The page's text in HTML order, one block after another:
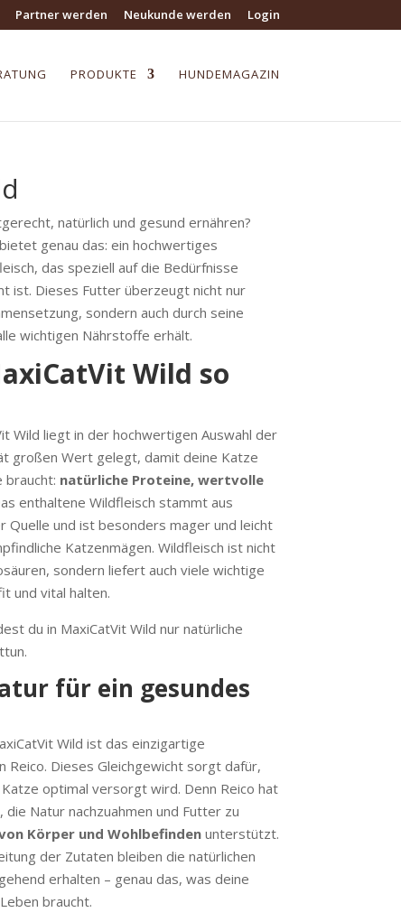
Partner werden Neukunde werden Login
PRODUKTE HUNDEMAGAZIN
natürlich und gesund ernähren?
genau das: ein hochwertiges
das speziell auf die Bedürfnisse
ist. Dieses Futter überzeugt nicht nur
sondern auch durch seine
wichtigen Nährstoffe erhält.
Wild so
Wild liegt in der hochwertigen Auswahl der
großen Wert gelegt, damit deine Katze
braucht: natürliche Proteine, wertvolle
enthaltene Wildfleisch stammt aus
Quelle und ist besonders mager und leicht
Katzenmägen. Wildfleisch ist nicht
sondern liefert auch viele wichtige
und vital halten.
du in MaxiCatVit Wild nur natürliche
für ein gesundes
Wild ist das einzigartige
Reico. Dieses Gleichgewicht sorgt dafür,
optimal versorgt wird. Denn Reico hat
Natur nachzuahmen und Futter zu
Körper und Wohlbefindenunterstützt.
der Zutaten bleiben die natürlichen
erhalten – genau das, was deine
braucht.